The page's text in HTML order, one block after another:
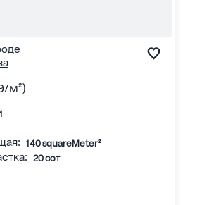
м²)
1
140 squareMeter²
20 сот